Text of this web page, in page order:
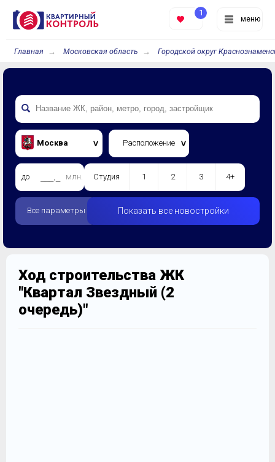
меню
1
Главная Московская область Городской округ
Москва Расположение
до млн. Студия 1 2 3 4+
Все параметры Показать все новостройки
Ход строительства ЖК
"Квартал Звездный (2
очередь)"